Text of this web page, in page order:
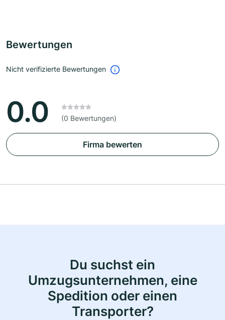
Bewertungen
Nicht verifizierte Bewertungen
0.0 (0 Bewertungen)
Firma bewerten
Du suchst ein
Umzugsunternehmen, eine
Spedition oder einen
Transporter?